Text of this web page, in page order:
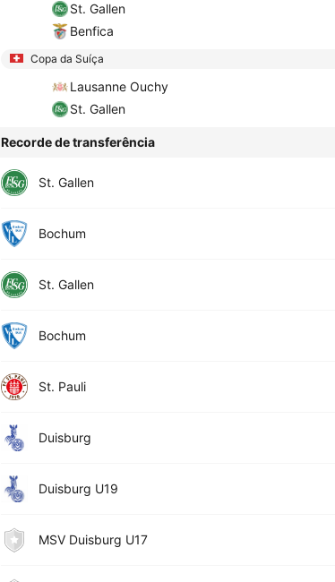
St. Gallen
Benfica
Copa da Suíça
Lausanne Ouchy
St. Gallen
Recorde de transferência
St. Gallen
Bochum
St. Gallen
Bochum
St. Pauli
Duisburg
Duisburg U19
MSV Duisburg U17